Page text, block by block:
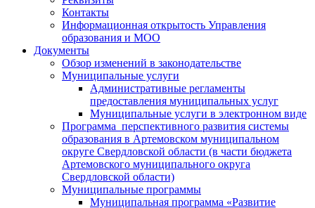
Контакты
Информационная открытость Управления
образования и МОО
Документы
Обзор изменений в законодательстве
Муниципальные услуги
Административные регламенты
предоставления муниципальных услуг
Муниципальные услуги в электронном виде
Программа перспективного развития системы
образования в Артемовском муниципальном
округе Свердловской области (в части бюджета
Артемовского муниципального округа
Свердловской области)
Муниципальные программы
Муниципальная программа «Развитие